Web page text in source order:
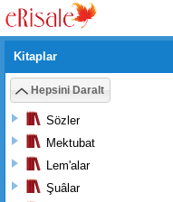
Kitaplar
Hepsini Daralt
Sözler
Mektubat
Lem'alar
Şuâlar